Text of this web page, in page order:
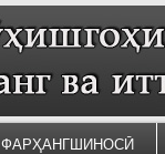
ФАРҲАНГШИНОСӢ